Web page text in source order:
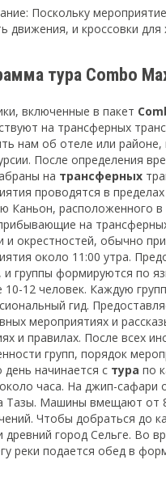
Поскольку
движения, и кроссовки для
тура Combo
включенные в пакет
на трансферных
нам об отеле или районе,
После определения
на трансферных
проводятся в
Каньон, расположенного
на
и окрестностей, обычно
около 11:00 утра.
и группы формируются по
10-12 человек. Каждую
гид.
мероприятиях и
и правилах. После всех
групп, порядок
начинается с тура по
часа. На джип-сафари
Тазы. Машины вмещают от
Чтобы добраться до
древний город Сельге. Во
реки подается обед в